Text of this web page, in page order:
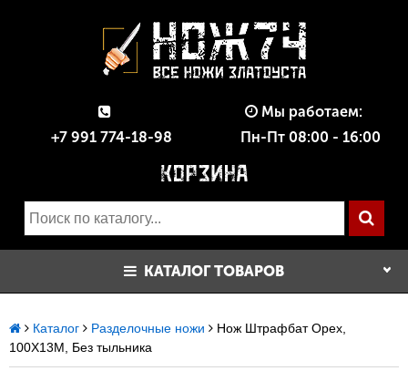
+7 991 774-18-98
Мы работаем:
Пн-Пт 08:00 - 16:00
КАТАЛОГ ТОВАРОВ
Каталог Разделочные ножи
Нож Штрафбат Орех,
100Х13М, Без тыльника